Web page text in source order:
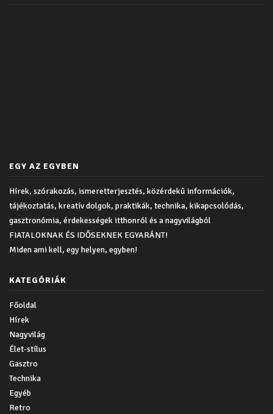
EGY AZ EGYBEN
Hírek, szórakozás, ismeretterjesztés, közérdekű információk,
tájékoztatás, kreatív dolgok, praktikák, technika, kikapcsolódás,
gasztronómia, érdekességek itthonról és a nagyvilágból
FIATALOKNAK ÉS IDŐSEKNEK EGYARÁNT!
Miden ami kell, egy helyen, egyben!
KATEGÓRIÁK
Főoldal
Hírek
Nagyvilág
Élet-stílus
Gasztro
Technika
Egyéb
Retro